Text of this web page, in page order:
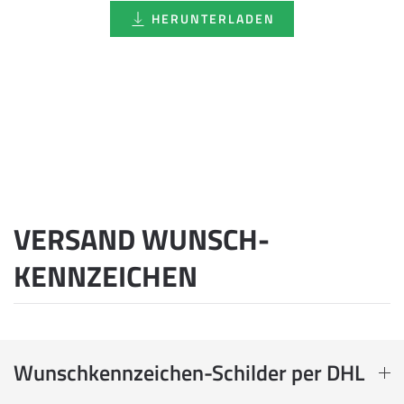
HERUNTERLADEN
VERSAND WUNSCH­
KENNZEICHEN
Wunschkennzeichen-Schilder per DHL